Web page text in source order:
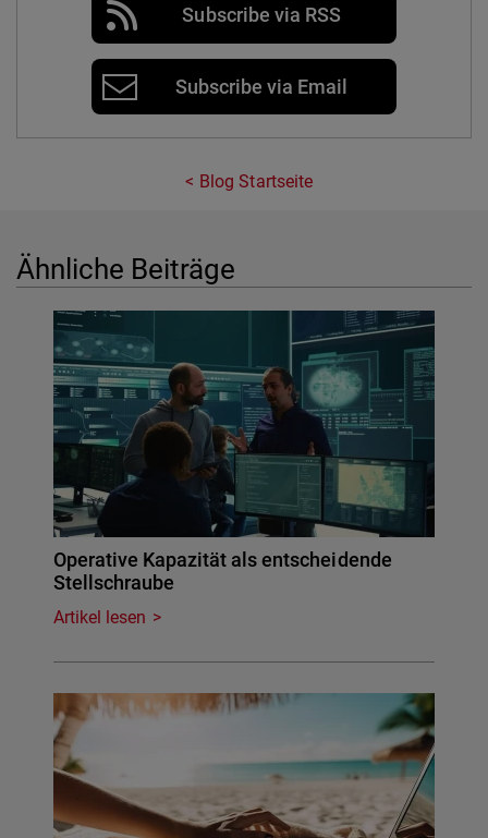
Subscribe via RSS
Subscribe via Email
Blog Startseite
Ähnliche Beiträge
Operative Kapazität als entscheidende
Stellschraube
Artikel lesen